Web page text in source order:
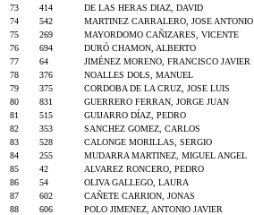
73
414 DE LAS HERAS DIAZ, DAVID
74
542 MARTINEZ CARRALERO, JOSE ANTONIO
75
269 MAYORDOMO CAÑIZARES, VICENTE
76
694 DURÓ CHAMON, ALBERTO
77
64 JIMÉNEZ MORENO, FRANCISCO JAVIER
78
376 NOALLES DOLS, MANUEL
79
375 CORDOBA DE LA CRUZ, JOSE LUIS
80
831 GUERRERO FERRAN, JORGE JUAN
81
515 GUIJARRO DÍAZ, PEDRO
82
353 SANCHEZ GOMEZ, CARLOS
83
528 CALONGE MORILLAS, SERGIO
84
255 MUDARRA MARTINEZ, MIGUEL ANGEL
85
42 ALVAREZ RONCERO, PEDRO
86
54 OLIVA GALLEGO, LAURA
87
602 CAÑETE CARRION, JONAS
88
606 POLO JIMENEZ, ANTONIO JAVIER